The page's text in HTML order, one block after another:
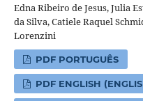
Edna Ribeiro de Jesus, Julia
da Silva, Catiele Raquel
Lorenzini
PDF PORTUGUÊS
PDF ENGLISH